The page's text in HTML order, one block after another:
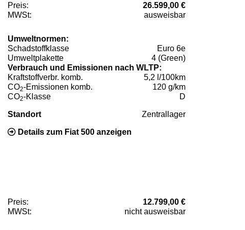
Preis:
26.599,00 €
MWSt:
ausweisbar
Umweltnormen:
Schadstoffklasse
Euro 6e
Umweltplakette
4 (Green)
Verbrauch und Emissionen nach WLTP:
Kraftstoffverbr. komb.
5,2 l/100km
CO2-Emissionen komb.
120 g/km
CO2-Klasse D
Standort Zentrallager
Details zum Fiat 500 anzeigen
Preis:
12.799,00 €
MWSt:
nicht ausweisbar